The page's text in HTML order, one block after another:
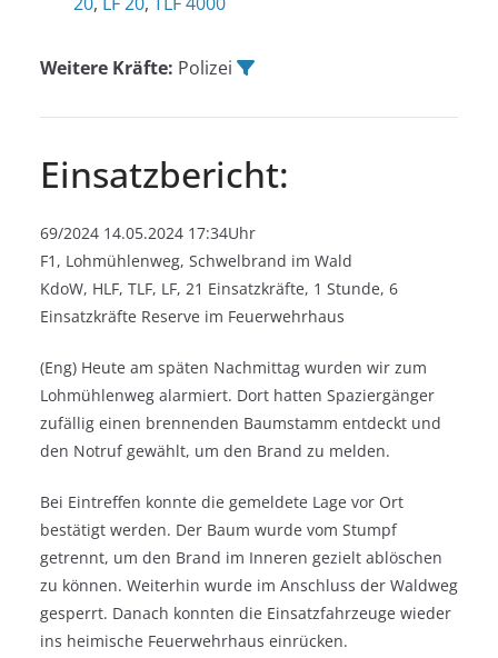
Weitere Kräfte: Polizei
Einsatzbericht:
69/2024 14.05.2024 17:34Uhr
F1, Lohmühlenweg, Schwelbrand im Wald
KdoW, HLF, TLF, LF, 21 Einsatzkräfte, 1 Stunde, 6
Einsatzkräfte Reserve im Feuerwehrhaus
(Eng) Heute am späten Nachmittag wurden wir zum
Lohmühlenweg alarmiert. Dort hatten Spaziergänger
zufällig einen brennenden Baumstamm entdeckt und
den Notruf gewählt, um den Brand zu melden.
Bei Eintreffen konnte die gemeldete Lage vor Ort
bestätigt werden. Der Baum wurde vom Stumpf
getrennt, um den Brand im Inneren gezielt ablöschen
zu können. Weiterhin wurde im Anschluss der Waldweg
gesperrt. Danach konnten die Einsatzfahrzeuge wieder
ins heimische Feuerwehrhaus einrücken.